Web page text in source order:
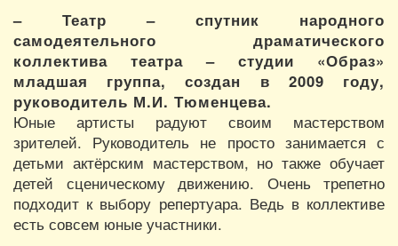
– Театр – спутник народного
самодеятельного драматического
коллектива театра – студии «Образ»
младшая группа, создан в 2009 году,
руководитель М.И. Тюменцева.
Юные артисты радуют своим мастерством
зрителей. Руководитель не просто занимается с
детьми актёрским мастерством, но также обучает
детей сценическому движению. Очень трепетно
подходит к выбору репертуара. Ведь в коллективе
есть совсем юные участники.